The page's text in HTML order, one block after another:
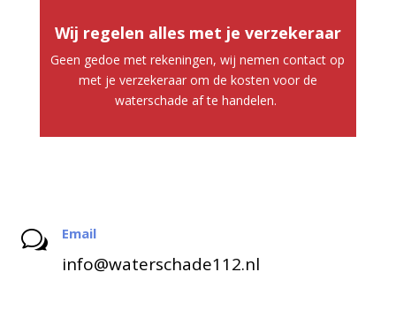
Wij regelen alles met je verzekeraar
Geen gedoe met rekeningen, wij nemen contact op
met je verzekeraar om de kosten voor de
waterschade af te handelen.
w Email
info@waterschade112.nl